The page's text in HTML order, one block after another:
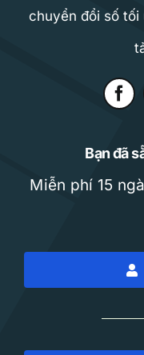
chuyển đổi số tối
Bạn đã
Miễn phí 15